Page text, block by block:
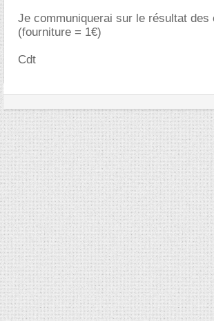
Je communiquerai sur le résultat des
(fourniture = 1€)
Cdt